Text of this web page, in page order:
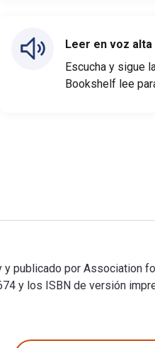
Leer en voz alta
Escucha y sigue
Bookshelf lee
publicado por Association
y los ISBN de versión